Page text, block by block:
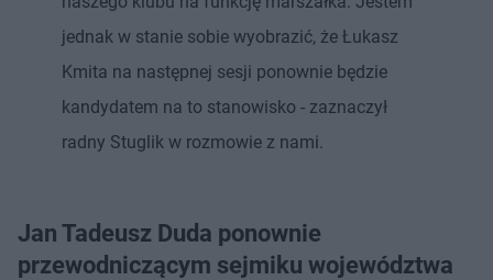
jednak w stanie sobie wyobrazić, że Łukasz
Kmita na następnej sesji ponownie będzie
kandydatem na to stanowisko - zaznaczył
radny Stuglik w rozmowie z nami.
Jan Tadeusz Duda ponownie
przewodniczącym sejmiku województwa